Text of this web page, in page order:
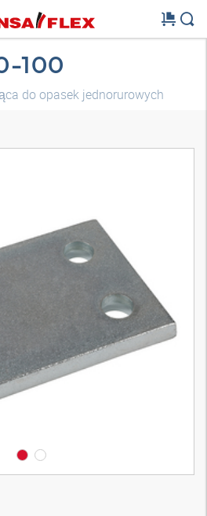
100
do opasek jednorurowych